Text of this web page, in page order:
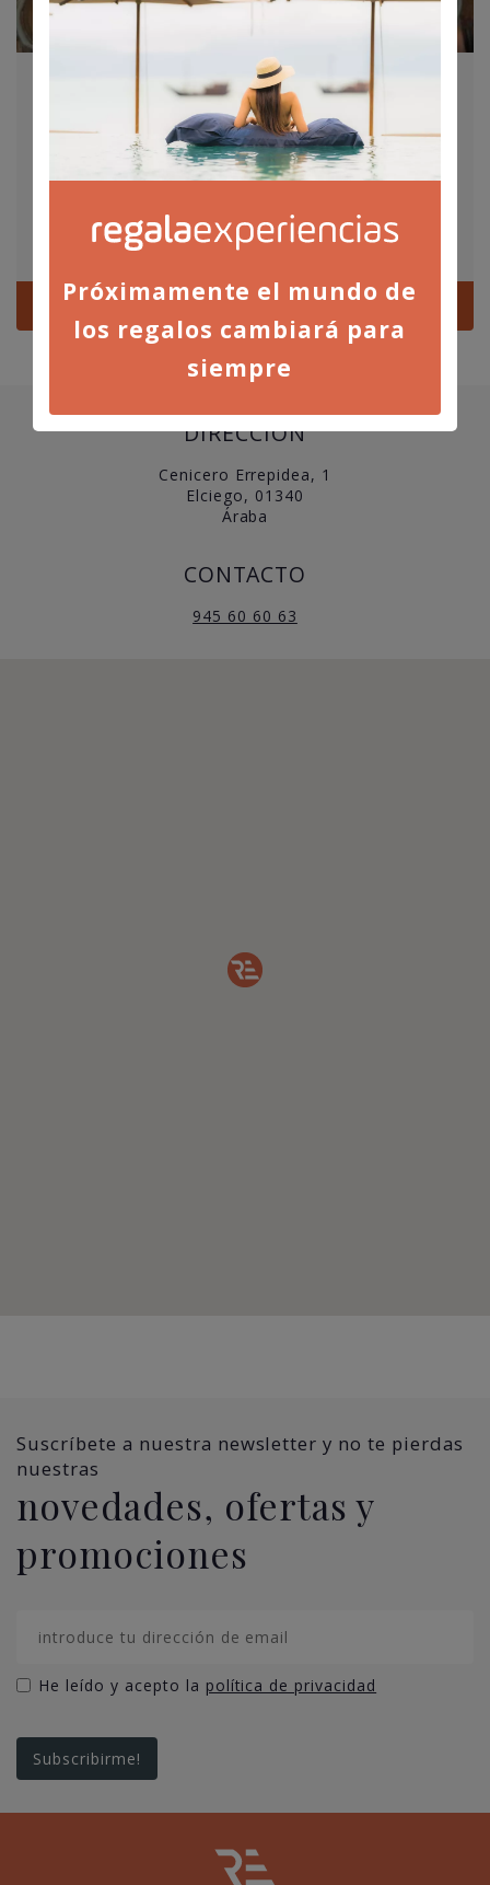
BODEGA PAGO DE LARREA
CATA EN LA VIÑA
30,00€
Elciego
Ver
DIRECCIÓN
Cenicero Errepidea, 1
Elciego, 01340
Áraba
CONTACTO
945 60 60 63
Suscríbete a nuestra newsletter y no te pierdas
nuestras
novedades, ofertas y
promociones
He leído y acepto la política de privacidad
Próximamente el mundo de
los regalos cambiará para
siempre